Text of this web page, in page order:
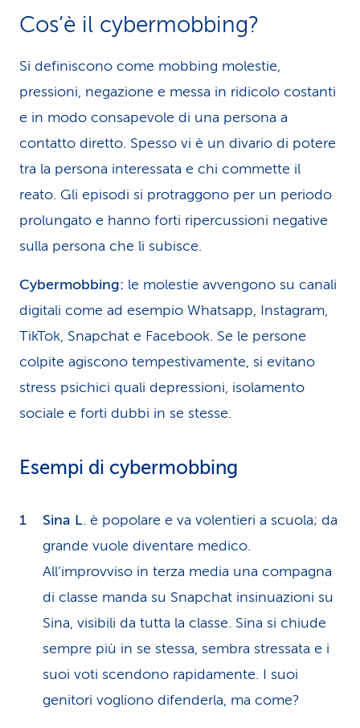
Cos’è il cybermobbing?
Si definiscono come mobbing molestie,
pressioni, negazione e messa in ridicolo costanti
e in modo consapevole di una persona a
contatto diretto. Spesso vi è un divario di potere
tra la persona interessata e chi commette il
reato. Gli episodi si protraggono per un periodo
prolungato e hanno forti ripercussioni negative
sulla persona che li subisce.
Cybermobbing: le molestie avvengono su canali
digitali come ad esempio Whatsapp, Instagram,
TikTok, Snapchat e Facebook. Se le persone
colpite agiscono tempestivamente, si evitano
stress psichici quali depressioni, isolamento
sociale e forti dubbi in se stesse.
Esempi di cybermobbing
Sina L. è popolare e va volentieri a scuola; da
grande vuole diventare medico.
All’improvviso in terza media una compagna
di classe manda su Snapchat insinuazioni su
Sina, visibili da tutta la classe. Sina si chiude
sempre più in se stessa, sembra stressata e i
suoi voti scendono rapidamente. I suoi
genitori vogliono difenderla, ma come?